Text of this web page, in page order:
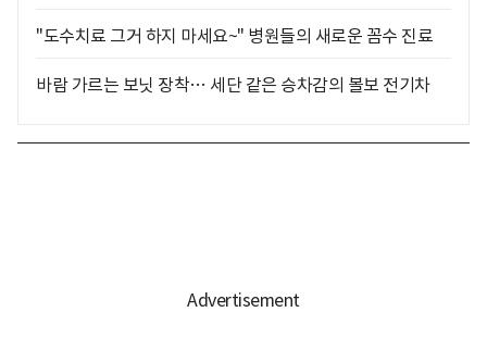
"도수치료 그거 하지 마세요~" 병원들의 새로운 꼼수 진료
바람 가르는 보닛 장착… 세단 같은 승차감의 볼보 전기차